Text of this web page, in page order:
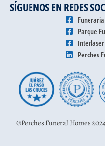
SÍGUENOS EN REDES
Parque
Perches
©Perches Funeral Homes